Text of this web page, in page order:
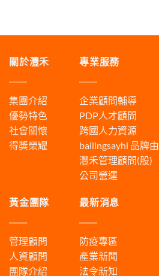
關於灃禾
集團介紹
優勢特色
社會關懷
得獎榮耀
專業服務
企業顧問輔導
PDP人才顧問
跨國人力資源
bailingsayhi 品牌由
灃禾管理顧問(股)
公司營運
黃金團隊
管理顧問
人資顧問
團隊介紹
最新消息
防疫專區
產業新聞
法令新知